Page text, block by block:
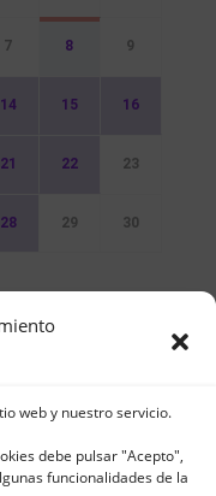
web y nuestro servicio.
debe pulsar "Acepto",
funcionalidades de la
7 8 9
14 15 16
21 22 23
28 29 30